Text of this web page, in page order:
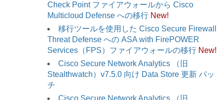
Check Point ファイアウォールから Cisco
Multicloud Defense への移行 New!
移行ツールを使用した Cisco Secure Firewall
Threat Defense への ASA with FirePOWER
Services（FPS）ファイアウォールの移行 New!
Cisco Secure Network Analytics （旧
Stealthwatch）v7.5.0 向け Data Store 更新 パッ
チ
Cisco Secure Network Analytics （旧